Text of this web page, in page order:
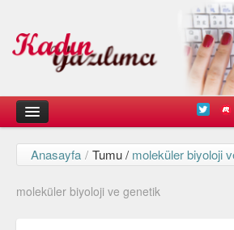
Kadın
Duyurular
Anasayfa / Tumu / moleküler biyoloji
moleküler biyoloji ve genetik